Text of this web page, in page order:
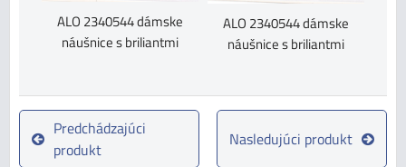
ALO 2340544 dámske
náušnice s briliantmi
ALO 2340544 dámske
náušnice s briliantmi
Predchádzajúci
produkt
Nasledujúci produkt